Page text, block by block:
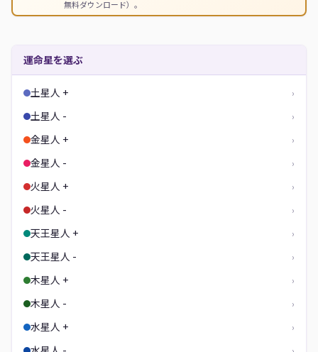
無料ダウンロード）。
運命星を選ぶ
土星人 + ›
土星人 - ›
金星人 + ›
金星人 - ›
火星人 + ›
火星人 - ›
天王星人 + ›
天王星人 - ›
木星人 + ›
木星人 - ›
水星人 + ›